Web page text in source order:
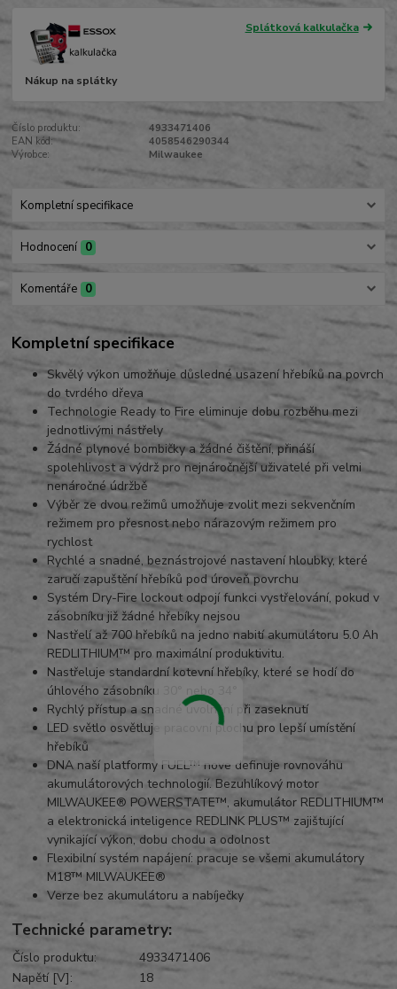
Splátková kalkulačka
Nákup na splátky
Číslo produktu:
4933471406
EAN kód:
4058546290344
Výrobce:
Milwaukee
Kompletní specifikace
Hodnocení 0
Komentáře 0
Kompletní specifikace
Skvělý výkon umožňuje důsledné usazení hřebíků na povrch
do tvrdého dřeva
Technologie Ready to Fire eliminuje dobu rozběhu mezi
jednotlivými nástřely
Žádné plynové bombičky a žádné čištění, přináší
spolehlivost a výdrž pro nejnáročnější uživatelé při velmi
nenáročné údržbě
Výběr ze dvou režimů umožňuje zvolit mezi sekvenčním
režimem pro přesnost nebo nárazovým režimem pro
rychlost
Rychlé a snadné, beznástrojové nastavení hloubky, které
zaručí zapuštění hřebíků pod úroveň povrchu
Systém Dry-Fire lockout odpojí funkci vystřelování, pokud v
zásobníku již žádné hřebíky nejsou
Nastřelí až 700 hřebíků na jedno nabití akumulátoru 5.0 Ah
REDLITHIUM™ pro maximální produktivitu.
Nastřeluje standardní kotevní hřebíky, které se hodí do
úhlového zásobníku 30° nebo 34°
Rychlý přístup a snadné uvolnění při zaseknutí
LED světlo osvětluje pracovní plochu pro lepší umístění
hřebíků
DNA naší platformy FUEL™ nove definuje rovnováhu
akumulátorových technologií. Bezuhlíkový motor
MILWAUKEE® POWERSTATE™, akumulátor REDLITHIUM™
a elektronická inteligence REDLINK PLUS™ zajištující
vynikající výkon, dobu chodu a odolnost
Flexibilní systém napájení: pracuje se všemi akumulátory
M18™ MILWAUKEE®
Verze bez akumulátoru a nabíječky
Technické parametry:
Číslo produktu:
4933471406
Napětí [V]:
18